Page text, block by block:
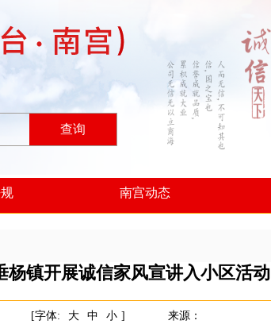
查询
南宫动态
杨镇开展诚信家风宣讲入小区活动
[字体: 大 中 小 ] 来源：